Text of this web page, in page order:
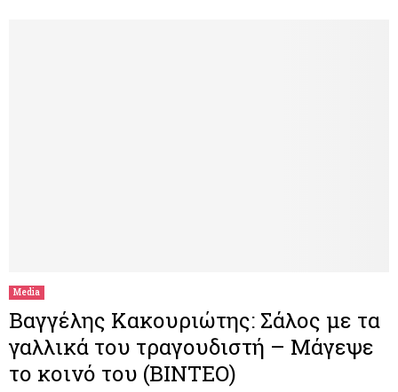
Media
Βαγγέλης Κακουριώτης: Σάλος με τα
γαλλικά του τραγουδιστή – Μάγεψε
το κοινό του (ΒΙΝΤΕΟ)